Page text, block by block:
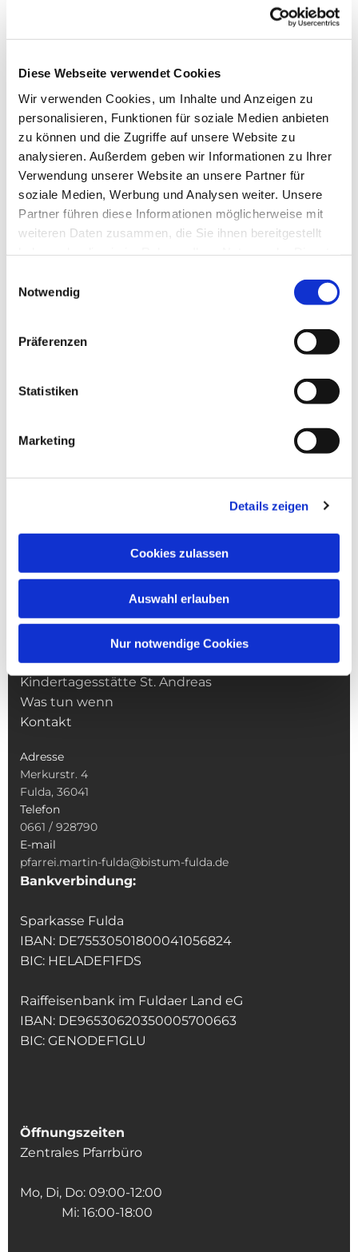
Diese Webseite verwendet Cookies
Wir verwenden Cookies, um Inhalte und Anzeigen zu
personalisieren, Funktionen für soziale Medien anbieten
zu können und die Zugriffe auf unsere Website zu
analysieren. Außerdem geben wir Informationen zu Ihrer
Verwendung unserer Website an unsere Partner für
soziale Medien, Werbung und Analysen weiter. Unsere
Partner führen diese Informationen möglicherweise mit
weiteren Daten zusammen, die Sie ihnen bereitgestellt
Notwendig
Präferenzen
Statistiken
Marketing
Details zeigen
Cookies zulassen
Auswahl erlauben
Nur notwendige Cookies
Dies könnte Sie auch
interessieren
Pfarrei St. Martin
Wallfahrten
Veranstaltungen & Angebote
Kindertagesstätte St. Andreas
Was tun wenn
Kontakt
Adresse
Merkurstr. 4
Fulda, 36041
Telefon
0661 / 928790
E-mail
pfarrei.martin-fulda@bistum-fulda.de
Bankverbindung:
Sparkasse Fulda
IBAN: DE75530501800041056824
BIC: HELADEF1FDS
Raiffeisenbank im Fuldaer Land eG
IBAN: DE96530620350005700663
BIC: GENODEF1GLU
Öffnungszeiten
Zentrales Pfarrbüro
Mo, Di, Do: 09:00-12:00
Mi: 16:00-18:00